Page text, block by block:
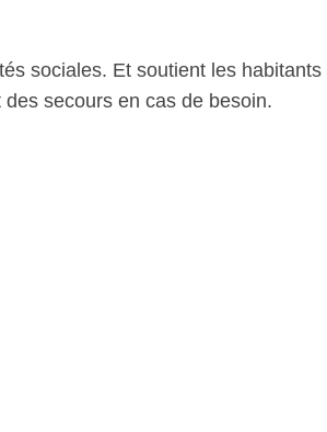
sociales. Et soutient les habitants
secours en cas de besoin.